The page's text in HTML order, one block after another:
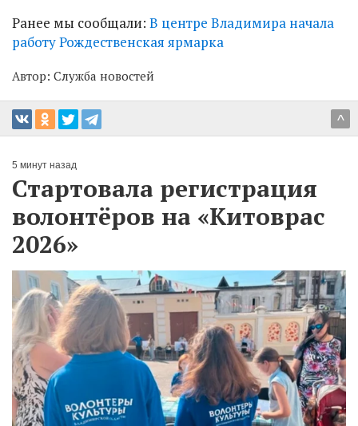
Ранее мы сообщали: В центре Владимира начала
работу Рождественская ярмарка
Автор: Служба новостей
^
5 минут назад
Стартовала регистрация
волонтёров на «Китоврас
2026»